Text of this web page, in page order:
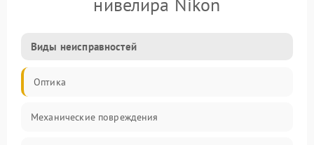
Виды неисправностей
Оптика
Механические повреждения